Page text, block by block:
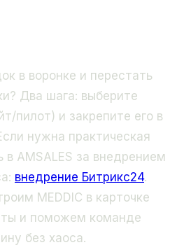
в воронке и перестать
Два шага: выберите
пилот) и закрепите его в
нужна практическая
AMSALES за внедрением
внедрение Битрикс24.
MEDDIC в карточке
и поможем команде
без хаоса.